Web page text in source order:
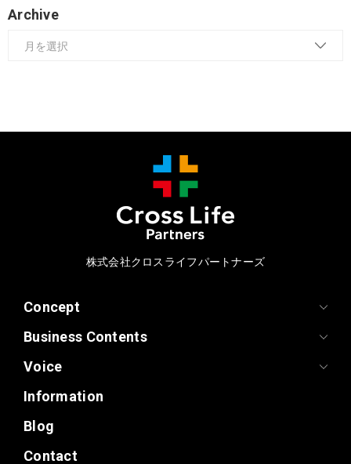
Archive
株式会社クロスライフパートナーズ
Concept
Business Contents
Voice
Information
Blog
Contact